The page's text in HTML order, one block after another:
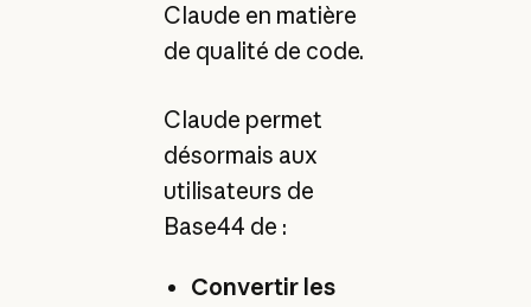
Claude en matière
de qualité de code.
Claude permet
désormais aux
utilisateurs de
Base44 de :
Convertir les